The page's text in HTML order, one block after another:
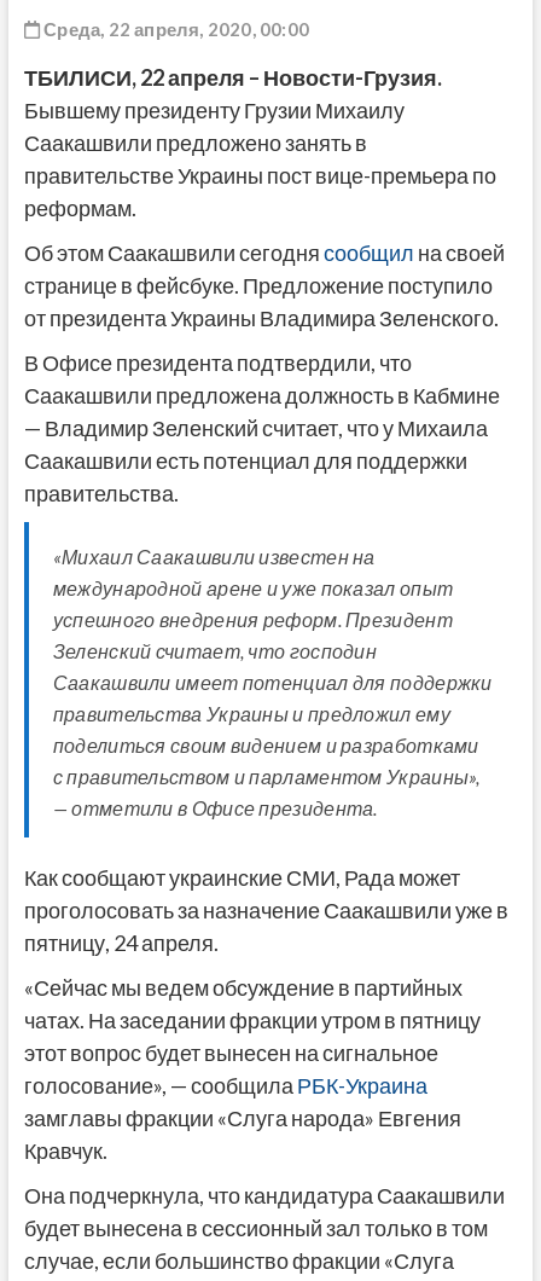
Среда, 22 апреля, 2020, 00:00
ТБИЛИСИ,22 апреля – Новости-Грузия.
Бывшему президенту Грузии Михаилу
Саакашвили предложено занять в
правительстве Украины пост вице-премьера по
реформам.
Об этом Саакашвили сегоднясообщил на своей
странице в фейсбуке. Предложение поступило
от президента Украины Владимира Зеленского.
В Офисе президента подтвердили, что
Саакашвили предложена должность в Кабмине
— Владимир Зеленский считает, что у Михаила
Саакашвили есть потенциал для поддержки
правительства.
«Михаил Саакашвили известен на
международной арене и уже показал опыт
успешного внедрения реформ. Президент
Зеленский считает, что господин
Саакашвили имеет потенциал для поддержки
правительства Украины и предложил ему
поделиться своим видением и разработками
с правительством и парламентом Украины»,
— отметили в Офисе президента.
Как сообщают украинские СМИ, Рада может
проголосовать за назначение Саакашвили уже в
пятницу, 24 апреля.
«Сейчас мы ведем обсуждение в партийных
чатах. На заседании фракции утром в пятницу
этот вопрос будет вынесен на сигнальное
голосование», — сообщилаРБК-Украина
замглавы фракции «Слуга народа» Евгения
Кравчук.
Она подчеркнула, что кандидатура Саакашвили
будет вынесена в сессионный зал только в том
случае, если большинство фракции «Слуга